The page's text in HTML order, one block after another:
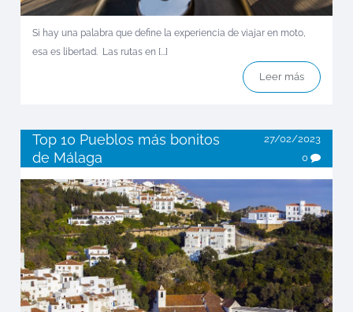
Si hay una palabra que define la experiencia de viajar en moto,
esa es libertad. Las rutas en [...]
Leer más
Top 10 Pueblos más bonitos
de Málaga
27/02/2023
0